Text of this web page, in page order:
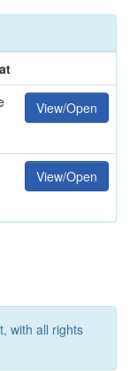
View/Open
View/Open
with all rights